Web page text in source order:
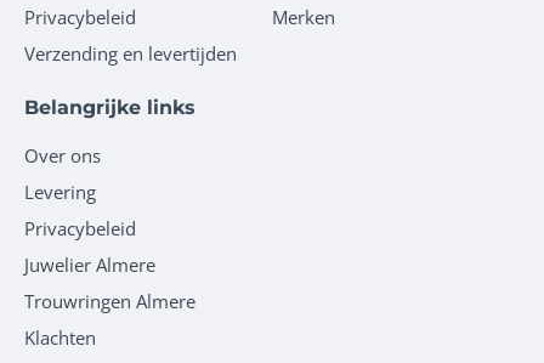
Privacybeleid
Verzending en levertijden
Merken
Belangrijke links
Over ons
Levering
Privacybeleid
Juwelier Almere
Trouwringen Almere
Klachten